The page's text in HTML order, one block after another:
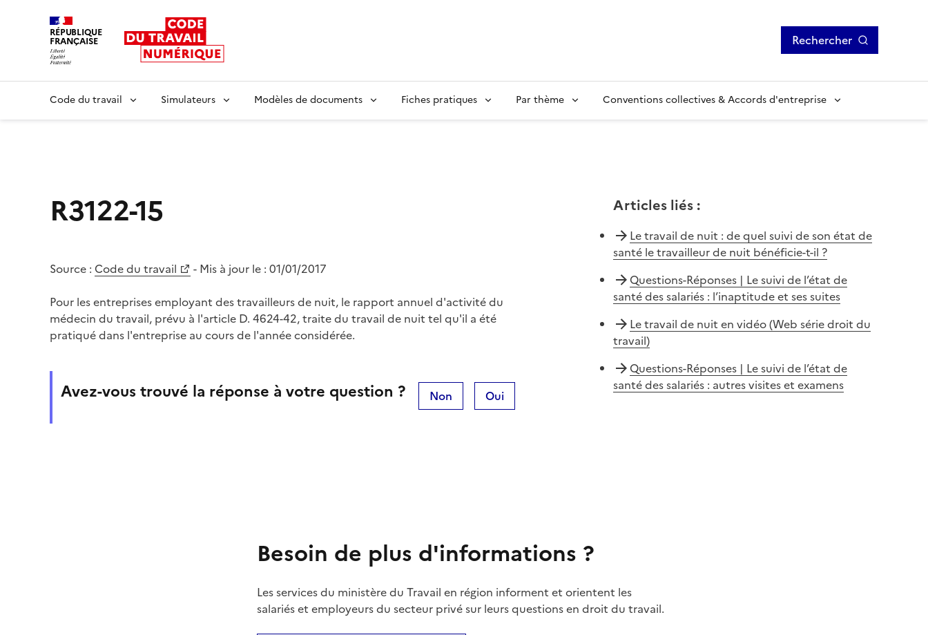
RÉPUBLIQUE
FRANÇAISE Rechercher
Code du travail Simulateurs Modèles de documents Fiches pratiques Par thème Conventions collectives & Accords d'entreprise
R3122-15
Source : Code du travail - Mis à jour le : 01/01/2017
Pour les entreprises employant des travailleurs de nuit, le rapport annuel d'activité du
médecin du travail, prévu à l'article D. 4624-42, traite du travail de nuit tel qu'il a été
pratiqué dans l'entreprise au cours de l'année considérée.
Avez-vous trouvé la réponse à votre question ? Non Oui
Articles liés:
Le travail de nuit : de quel suivi de son état de
santé le travailleur de nuit bénéficie-t-il ?
Questions-Réponses | Le suivi de l’état de
santé des salariés : l’inaptitude et ses suites
Le travail de nuit en vidéo (Web série droit du
travail)
Questions-Réponses | Le suivi de l’état de
santé des salariés : autres visites et examens
Besoin de plus d'informations ?
Les services du ministère du Travail en région informent et orientent les
salariés et employeurs du secteur privé sur leurs questions en droit du travail.